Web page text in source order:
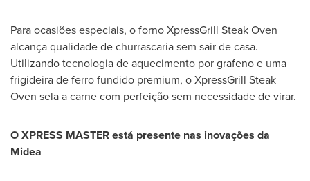
Para ocasiões especiais, o forno XpressGrill Steak Oven
alcança qualidade de churrascaria sem sair de casa.
Utilizando tecnologia de aquecimento por grafeno e uma
frigideira de ferro fundido premium, o XpressGrill Steak
Oven sela a carne com perfeição sem necessidade de virar.
OXPRESS MASTERestá presente nas inovações da
Midea